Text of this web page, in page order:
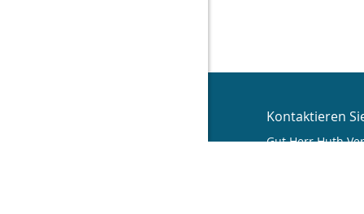
Kontaktieren
Gut Herr Huth